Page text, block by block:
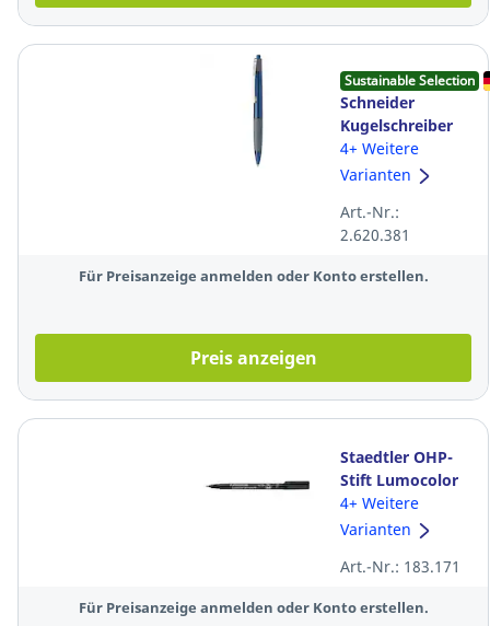
Sustainable Selection
Schneider
Kugelschreiber
LOOX 1355,
Strichstärke: M,
4+ Weitere
Varianten
Art.-Nr.:
2.620.381
Für Preisanzeige anmelden oder Konto erstellen.
Preis anzeigen
Staedtler OHP-
Stift Lumocolor
318F, wasserfest,
Strichstärke:
4+ Weitere
Varianten
Art.-Nr.: 183.171
Für Preisanzeige anmelden oder Konto erstellen.